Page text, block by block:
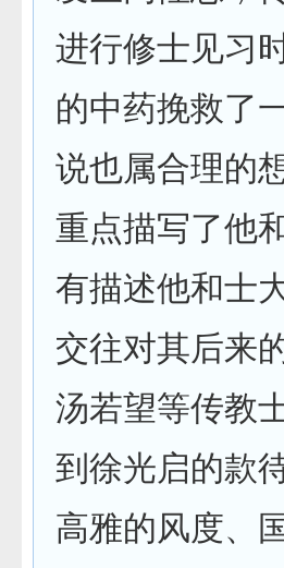
进行修士见习
的中药挽救了
说也属合理的
重点描写了他
有描述他和士
交往对其后来
汤若望等传教
到徐光启的款
高雅的风度、